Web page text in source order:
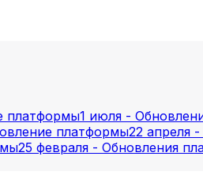
платформы1 июля -
платформы22 апреля
25 февраля - Обновления